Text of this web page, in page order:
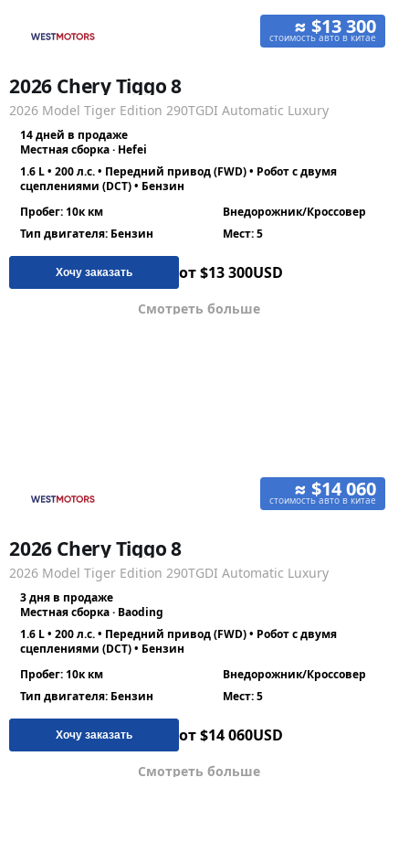
≈ $13 300
стоимость авто в китае
2026 Chery Tiggo 8
2026 Model Tiger Edition 290TGDI Automatic Luxury
14 дней в продаже
Местная сборка · Hefei
1.6 L • 200 л.с. • Передний привод (FWD) • Робот с двумя
сцеплениями (DCT) • Бензин
Пробег: 10к км
Внедорожник/Кроссовер
Тип двигателя: Бензин
Мест: 5
Хочу заказать от $13 300USD
Смотреть больше
≈ $14 060
стоимость авто в китае
2026 Chery Tiggo 8
2026 Model Tiger Edition 290TGDI Automatic Luxury
3 дня в продаже
Местная сборка · Baoding
1.6 L • 200 л.с. • Передний привод (FWD) • Робот с двумя
сцеплениями (DCT) • Бензин
Пробег: 10к км
Внедорожник/Кроссовер
Тип двигателя: Бензин
Мест: 5
Хочу заказать от $14 060USD
Смотреть больше